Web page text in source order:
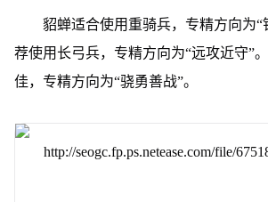
貂蝉适合使用重骑兵，专精方向为“
荐使用长弓兵，专精方向为“远攻近守”。
佳，专精方向为“骁勇善战”。